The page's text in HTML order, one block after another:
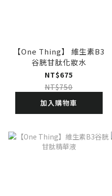
【One Thing】 維生素B3
谷胱甘肽化妝水
NT$675
NT$750
加入購物車